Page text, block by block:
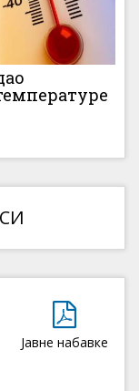
Јавне набавке